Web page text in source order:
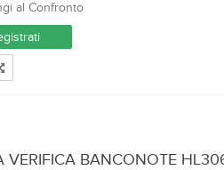
al Confronto
VERIFICA BANCONOTE